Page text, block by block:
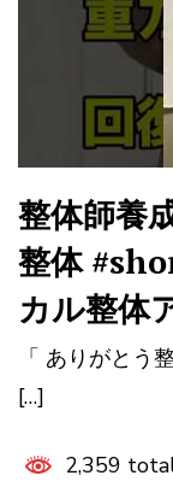
整体師養
整体
カル整体
「 ありがと
[…]
2,359